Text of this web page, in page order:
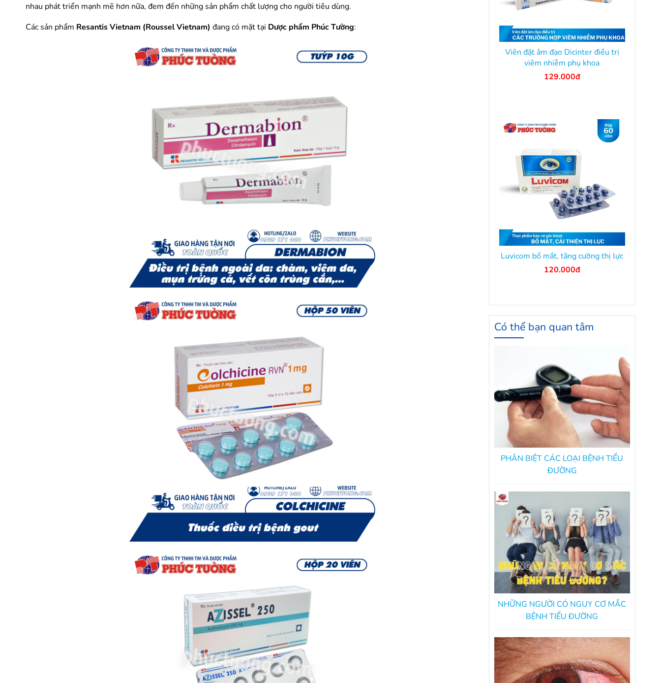
nhau phát triển mạnh mẽ hơn nữa, đem đến những sản phẩm chất lượng cho người tiêu dùng.
Các sản phẩm Resantis Vietnam (Roussel Vietnam) đang có mặt tại Dược phẩm Phúc Tường:
Viên đặt âm đạo Dicinter điều trị
viêm nhiễm phụ khoa
129.000đ
Luvicom bổ mắt, tăng cường thị lực
120.000đ
Có thể bạn quan tâm
PHÂN BIỆT CÁC LOẠI BỆNH TIỂU
ĐƯỜNG
NHỮNG NGƯỜI CÓ NGUY CƠ MẮC
BỆNH TIỂU ĐƯỜNG